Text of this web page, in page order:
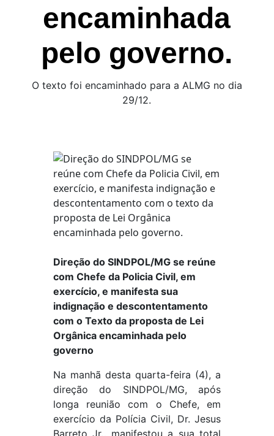
encaminhada
pelo governo.
O texto foi encaminhado para a ALMG no dia
29/12.
Direção do SINDPOL/MG se reúne
com Chefe da Policia Civil, em
exercício, e manifesta sua
indignação e descontentamento
com o Texto da proposta de Lei
Orgânica encaminhada pelo
governo
Na manhã desta quarta-feira (4), a
direção do SINDPOL/MG, após
longa reunião com o Chefe, em
exercício da Polícia Civil, Dr. Jesus
Barreto Jr., manifestou a sua total